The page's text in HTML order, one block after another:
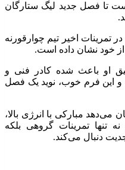
تا فصل جدید لیگ ستارگان
تمرینات اخیر تیم چوارقورنه
خود نشان داده است.
او باعث شده کادر فنی و
و این فرم خوب، نوید یک فصل
می‌دهد مبارکی با انرژی بالا،
تنها تمرینات گروهی بلکه
دنبال می‌کند.